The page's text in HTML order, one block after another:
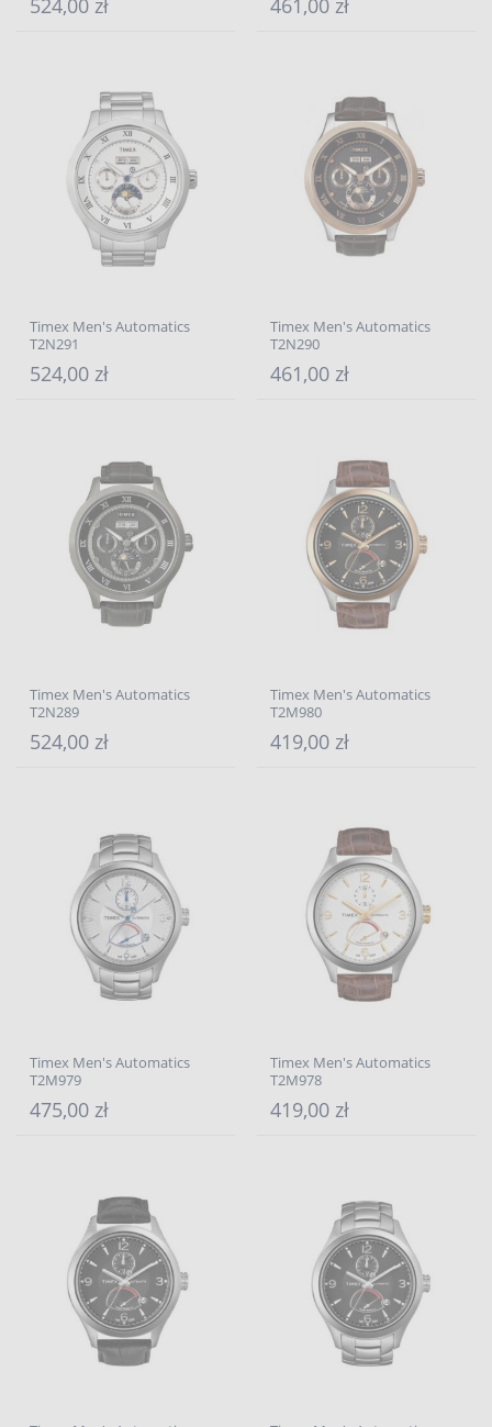
524,00 zł 461,00 zł
Timex Men's Automatics
T2N291
524,00 zł
Timex Men's Automatics
T2N290
461,00 zł
Timex Men's Automatics
T2N289
524,00 zł
Timex Men's Automatics
T2M980
419,00 zł
Timex Men's Automatics
T2M979
475,00 zł
Timex Men's Automatics
T2M978
419,00 zł